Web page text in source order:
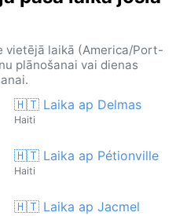
vietējā laikā (America/Port-
plānošanai vai dienas
🇭🇹 Laika ap Delmas
Haiti
🇭🇹 Laika ap Pétionville
Haiti
🇭🇹 Laika ap Jacmel